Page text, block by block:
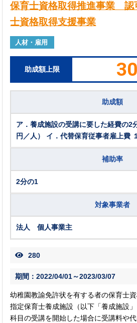
保育士資格取得推進事業 認
士資格取得支援事業
人材・雇用
助成額上限
助成額
ア．養成施設の受講に要した経費の2
円／人） イ．代替保育従事者雇上費
補助率
2分の1
対象事業者
法人 個人事業主
280
期間：2022/04/01～2023/03/07
幼稚園教諭免許状を有する者の保育士
指定保育士養成施設（以下「養成施設
科目の受講を開始した場合に受講料や